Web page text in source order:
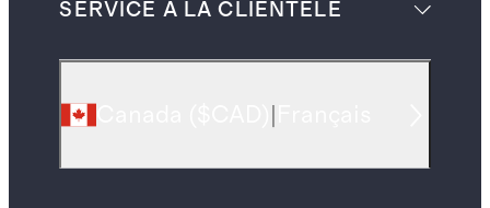
SERVICE À LA CLIENTÈLE